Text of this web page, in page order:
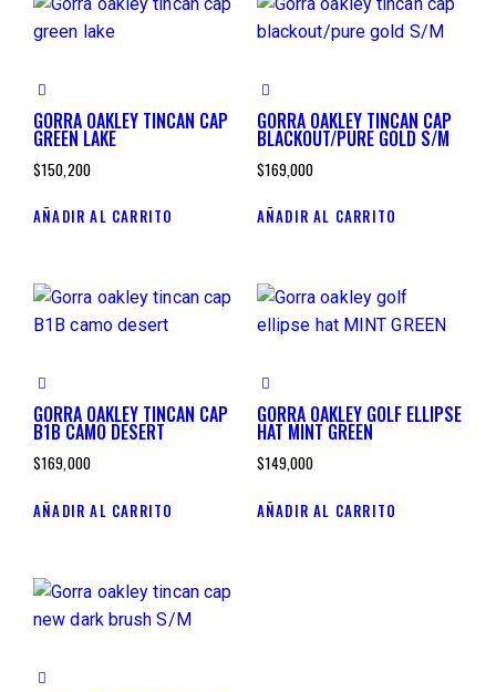
GORRA OAKLEY TINCAN CAP
GREEN LAKE
$150,200
AÑADIR AL CARRITO
GORRA OAKLEY TINCAN CAP
BLACKOUT/PURE GOLD S/M
$169,000
AÑADIR AL CARRITO
GORRA OAKLEY TINCAN CAP
B1B CAMO DESERT
$169,000
AÑADIR AL CARRITO
GORRA OAKLEY GOLF ELLIPSE
HAT MINT GREEN
$149,000
AÑADIR AL CARRITO